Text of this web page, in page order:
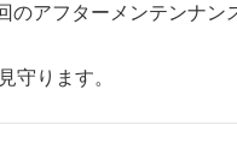
のアフターメンテンナン
守ります。